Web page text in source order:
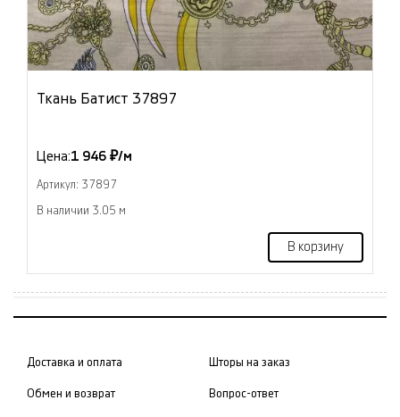
Ткань Батист 37897
Цена:1 946 ₽/м
Артикул: 37897
В наличии 3.05 м
В корзину
Доставка и оплата
Обмен и возврат
Шторы на заказ
Вопрос-ответ